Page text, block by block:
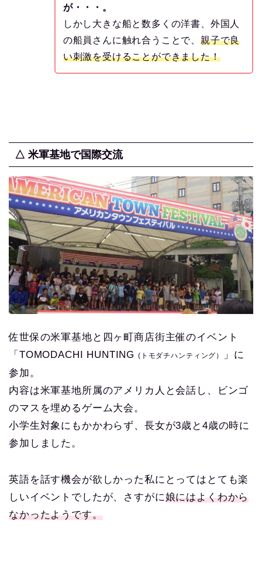
が・・・。
しかし大きな船と数多くの洋書、外国人
の船員さんに触れ合うことで、 親子で良
い刺激を受けることができました！
△ 米軍基地で国際交流
佐世保の米軍基地と四ヶ町商店街主催のイベント
「TOMODACHI HUNTING (トモダチハンティング）
」に
参加。
内容は米軍基地所属のアメリカ人と会話し、ビンゴ
のマスを埋めるゲーム大会。
小学生対象にもかかわらず、長女が3歳と4歳の時に
参加しました。
英語を話す機会が欲しかった私にとってはとても楽
しいイベントでしたが、さすがに娘にはよくわから
なかったようです。